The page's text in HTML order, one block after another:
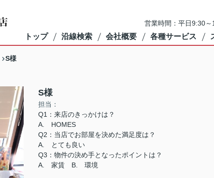
営業時間：平日9:30
トップ 沿線検索 会社概要 各種サービス
S様
S様
担当：
Q1：来店のきっかけは？
A. HOMES
Q2：当店でお部屋を決めた満足度は？
A. とても良い
Q3：物件の決め手となったポイントは？
A. 家賃 B. 環境